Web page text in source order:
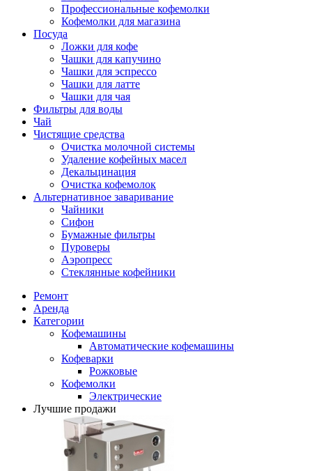
Профессиональные кофемолки
Кофемолки для магазина
Посуда
Ложки для кофе
Чашки для капучино
Чашки для эспрессо
Чашки для латте
Чашки для чая
Фильтры для воды
Чай
Чистящие средства
Очистка молочной системы
Удаление кофейных масел
Декальцинация
Очистка кофемолок
Альтернативное заваривание
Чайники
Сифон
Бумажные фильтры
Пуроверы
Аэропресс
Стеклянные кофейники
Ремонт
Аренда
Категории
Кофемашины
Автоматические кофемашины
Кофеварки
Рожковые
Кофемолки
Электрические
Лучшие продажи